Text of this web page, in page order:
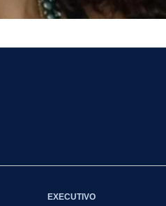
EXECUTIVO